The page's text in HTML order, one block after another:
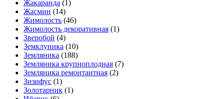
Жакаранда (1)
Жасмин (14)
Жимолость (46)
Жимолость декоративная (1)
Зверобой (4)
Земклуника (10)
Земляника (188)
Земляника крупноплодная (7)
Земляника ремонтантная (2)
Зизифус (1)
Золотарник (1)